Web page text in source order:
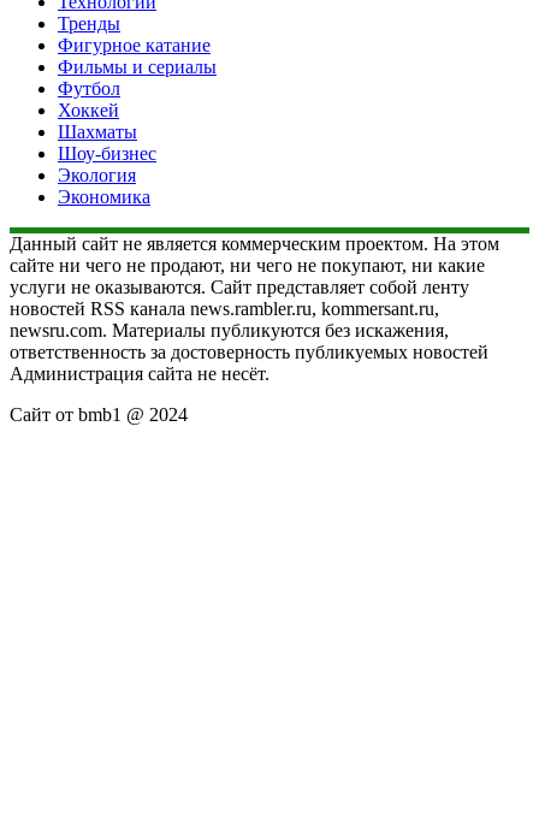
Тренды
Фигурное катание
Фильмы и сериалы
Футбол
Хоккей
Шахматы
Шоу-бизнес
Экология
Экономика
Данный сайт не является коммерческим проектом. На этом
сайте ни чего не продают, ни чего не покупают, ни какие
услуги не оказываются. Сайт представляет собой ленту
новостей RSS канала news.rambler.ru, kommersant.ru,
newsru.com. Материалы публикуются без искажения,
ответственность за достоверность публикуемых новостей
Администрация сайта не несёт.
Сайт от bmb1 @ 2024